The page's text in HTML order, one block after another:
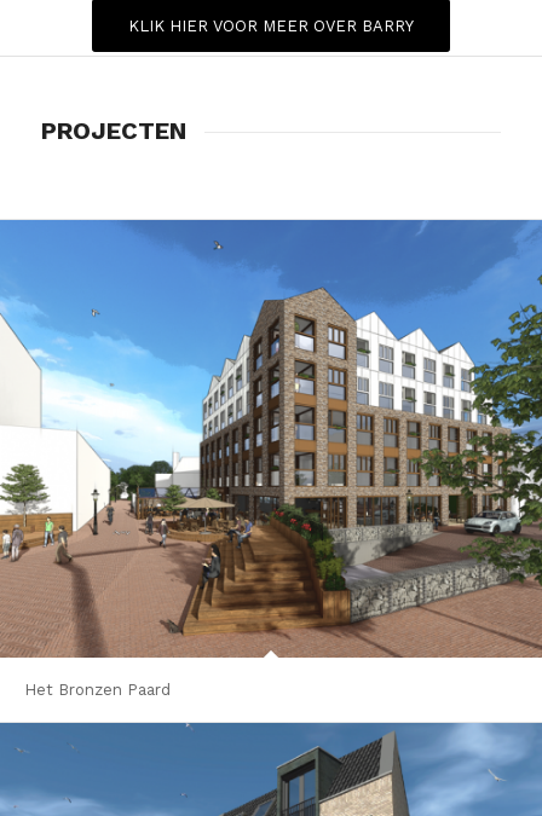
KLIK HIER VOOR MEER OVER BARRY
PROJECTEN
Het Bronzen Paard